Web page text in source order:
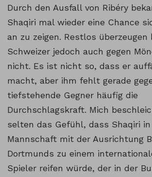
Durch den Ausfall von Ribéry
Shaqiri mal wieder eine Chance
an zu zeigen. Restlos überzeugen
Schweizer jedoch auch gegen
nicht. Es ist nicht so, dass er
macht, aber ihm fehlt gerade
tiefstehende Gegner häufig die
Durchschlagskraft. Mich
selten das Gefühl, dass Shaqiri
Mannschaft mit der Ausrichtung
Dortmunds zu einem
Spieler reifen würde, der in der